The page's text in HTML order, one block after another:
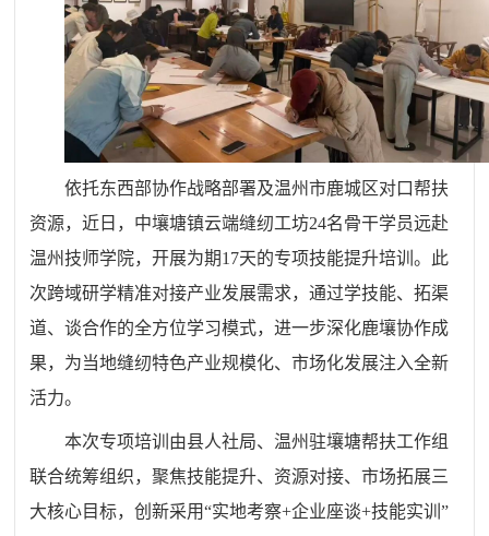
依托东西部协作战略部署及温州市鹿城区对口帮扶
资源，近日，中壤塘镇云端缝纫工坊24名骨干学员远赴
温州技师学院，开展为期17天的专项技能提升培训。此
次跨域研学精准对接产业发展需求，通过学技能、拓渠
道、谈合作的全方位学习模式，进一步深化鹿壤协作成
果，为当地缝纫特色产业规模化、市场化发展注入全新
活力。
本次专项培训由县人社局、温州驻壤塘帮扶工作组
联合统筹组织，聚焦技能提升、资源对接、市场拓展三
大核心目标，创新采用“实地考察+企业座谈+技能实训”